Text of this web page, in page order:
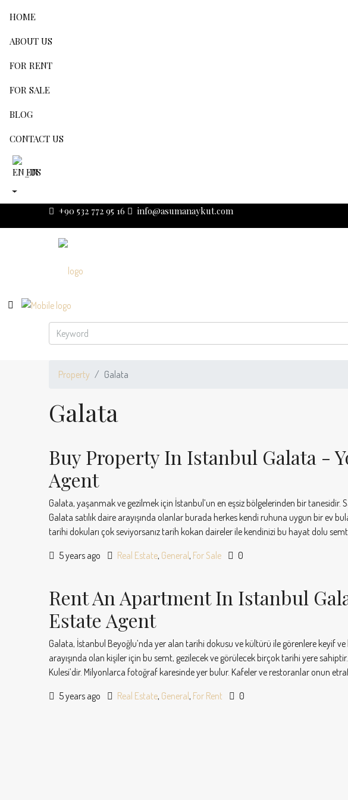
HOME
ABOUT US
FOR RENT
FOR SALE
BLOG
CONTACT US
EN
+90 532 772 95 16 info@asumanaykut.com
Property Galata
Galata
Buy Property In Istanbul Galata -
Agent
Galata, yaşanmak ve gezilmek için İstanbul’un en eşsiz bölgelerinden bir tanesidir.
Galata satılık daire arayışında olanlar burada herkes kendi ruhuna uygun bir ev
tarihi dokuları çok seviyorsanız tarih kokan daireler ile kendinizi bu hayat dolu
5 years ago
Real Estate, General , For Sale 0
Rent An Apartment In Istanbul
Estate Agent
Galata, İstanbul Beyoğlu’nda yer alan tarihi dokusu ve kültürü ile görenlere keyif
arayışında olan kişiler için bu semt, gezilecek ve görülecek birçok tarihi yere
Kulesi’dir. Milyonlarca fotoğraf karesinde yer bulur. Kafeler ve restoranlar onun
5 years ago
Real Estate, General , For Rent 0